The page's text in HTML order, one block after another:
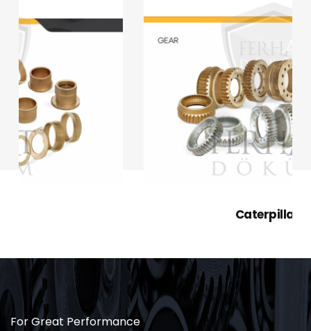
sanayisinde ve iş makinelerinde kullanılmakta
olan Caterpillar ve Komatsu iş makinaları
parçaları, Ağır Sanayi Otomotiv Sektöründe
Kullanılan Dişliler, Asansör Vinç Redüktör, Dişliler
ve Sonsuz Vidalar, Renault Kamyon Yedek
Parçaları, Bronz Dişliler ve Alüminyum Dişliler,
Alüminyum Bronz Döküm Dişliler, Asansör
Dişlileri, Tarım Makinaları Dişlileri, Tekstil
Makinaları Parçaları, Redüktör Dişliler, Özel
İmalat Burç ve Yataklar, Sonsuz Vida, Sera
Redüktörü ve Sfero Döküm ve Dişlilerinin
imalatını yapmaktayız.
For Great Performance